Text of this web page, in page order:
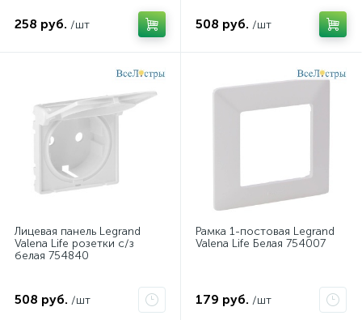
258 руб. /шт 508 руб. /шт
Лицевая панель Legrand
Valena Life розетки с/з
белая 754840
508 руб. /шт
Рамка 1-постовая Legrand
Valena Life Белая 754007
179 руб. /шт